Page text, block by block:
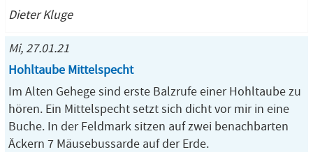
Dieter Kluge
Mi, 27.01.21
Hohltaube Mittelspecht
Im Alten Gehege sind erste Balzrufe einer Hohltaube zu
hören. Ein Mittelspecht setzt sich dicht vor mir in eine
Buche. In der Feldmark sitzen auf zwei benachbarten
Äckern 7 Mäusebussarde auf der Erde.